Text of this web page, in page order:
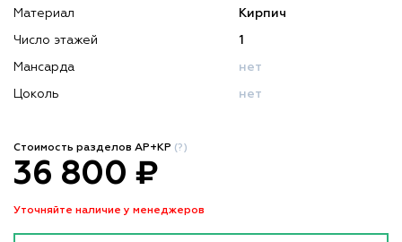
Материал Кирпич
Число этажей 1
Мансарда нет
Цоколь нет
Стоимость разделов АР+КР (?)
36 800 ₽
Уточняйте наличие у менеджеров